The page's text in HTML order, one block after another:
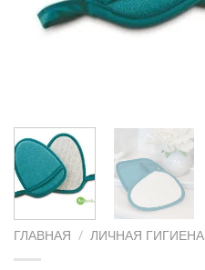
ГЛАВНАЯ / ЛИЧНАЯ ГИГИЕНА